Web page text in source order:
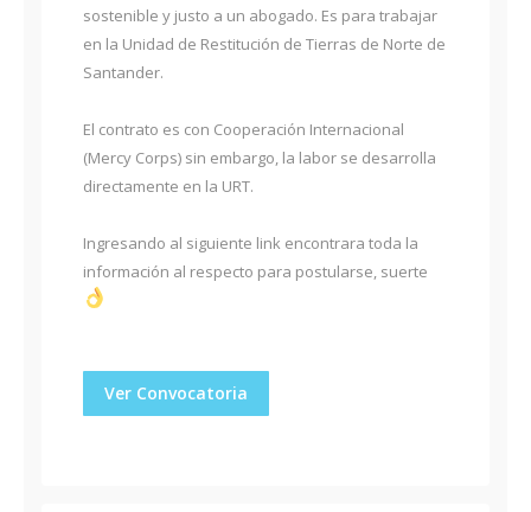
sostenible y justo a un abogado. Es para trabajar
en la Unidad de Restitución de Tierras de Norte de
Santander.
El contrato es con Cooperación Internacional
(Mercy Corps) sin embargo, la labor se desarrolla
directamente en la URT.
Ingresando al siguiente link encontrara toda la
información al respecto para postularse, suerte
Ver Convocatoria